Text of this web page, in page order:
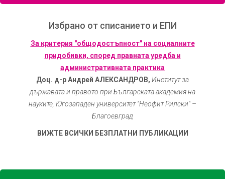
Избрано от списанието и ЕПИ
За критерия "общодостъпност" на социалните
придобивки, според правната уредба и
административната практика
Доц. д-р Андрей АЛЕКСАНДРОВ, Институт за
държавата и правото при Българската академия на
науките, Югозападен университет "Неофит Рилски" –
Благоевград
ВИЖТЕ ВСИЧКИ БЕЗПЛАТНИ ПУБЛИКАЦИИ